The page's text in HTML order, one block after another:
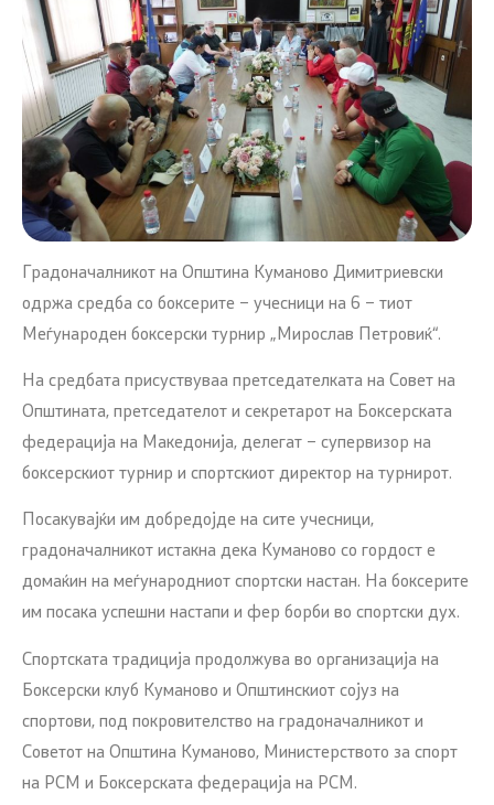
Градоначалникот на Општина Куманово Димитриевски
одржа средба со боксерите – учесници на 6 – тиот
Меѓународен боксерски турнир „Мирослав Петровиќ“.
На средбата присуствуваа претседателката на Совет на
Општината, претседателот и секретарот на Боксерската
федерација на Македонија, делегат – супервизор на
боксерскиот турнир и спортскиот директор на турнирот.
Посакувајќи им добредојде на сите учесници,
градоначалникот истакна дека Куманово со гордост е
домаќин на меѓународниот спортски настан. На боксерите
им посака успешни настапи и фер борби во спортски дух.
Спортската традиција продолжува во организација на
Боксерски клуб Куманово и Општинскиот сојуз на
спортови, под покровителство на градоначалникот и
Советот на Општина Куманово, Министерството за спорт
на РСМ и Боксерската федерација на РСМ.